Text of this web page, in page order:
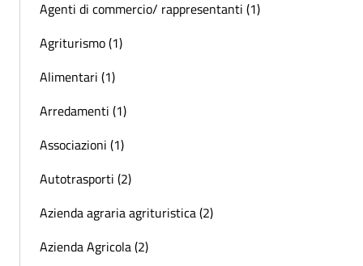
Agenti di commercio/ rappresentanti (1)
Agriturismo (1)
Alimentari (1)
Arredamenti (1)
Associazioni (1)
Autotrasporti (2)
Azienda agraria agrituristica (2)
Azienda Agricola (2)